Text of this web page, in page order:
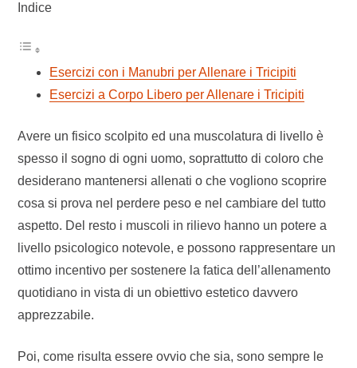
Indice
Esercizi con i Manubri per Allenare i Tricipiti
Esercizi a Corpo Libero per Allenare i Tricipiti
Avere un fisico scolpito ed una muscolatura di livello è
spesso il sogno di ogni uomo, soprattutto di coloro che
desiderano mantenersi allenati o che vogliono scoprire
cosa si prova nel perdere peso e nel cambiare del tutto
aspetto. Del resto i muscoli in rilievo hanno un potere a
livello psicologico notevole, e possono rappresentare un
ottimo incentivo per sostenere la fatica dell’allenamento
quotidiano in vista di un obiettivo estetico davvero
apprezzabile.
Poi, come risulta essere ovvio che sia, sono sempre le